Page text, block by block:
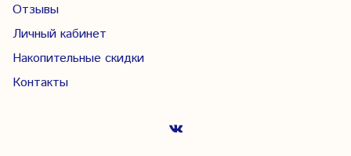
Отзывы
Личный кабинет
Накопительные скидки
Контакты